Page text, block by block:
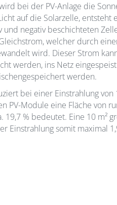
bei der PV-Anlage die
auf die Solarzelle, entsteht
und negativ beschichteten
welcher durch
wird. Dieser Strom
werden, ins Netz
werden.
bei einer Einstrahlung von
PV-Module eine Fläche von
19,7 % bedeutet. Eine 10 m²
Einstrahlung somit maximal